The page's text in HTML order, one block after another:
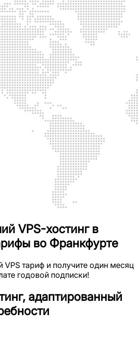
VPS-хостинг в
во Франкфурте
VPS тариф и получите один месяц
годовой подписки!
адаптированный